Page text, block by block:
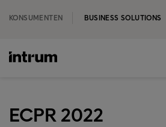
KONSUMENTEN BUSINESS SOLUTIONS
ECPR 2022